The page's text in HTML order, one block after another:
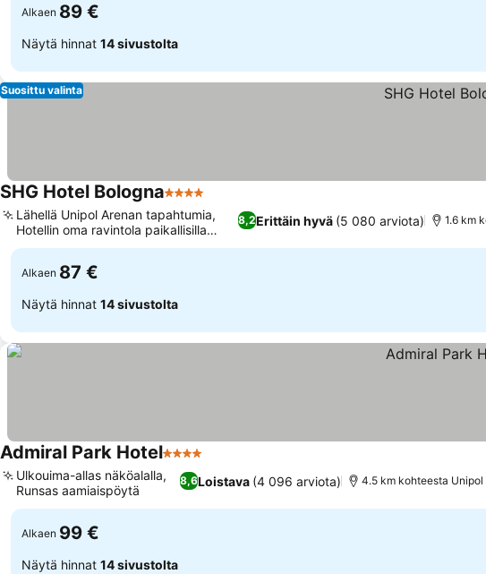
Alkaen 89 €
Näytä hinnat 14 sivustolta
Suosittu valinta
SHG Hotel Bologna4 Tähtiluokitus
8,2Erittäin hyvä (5 080 arviota)
Lähellä Unipol Arenan tapahtumia,
Hotellin oma ravintola paikallisilla
herkuilla
1.6 km
Alkaen 87 €
Näytä hinnat 14 sivustolta
Admiral Park Hotel4 Tähtiluokitus
8,6Loistava (4 096 arviota)
Ulkouima-allas näköalalla,
Runsas aamiaispöytä
4.5 km kohteesta Unipol
Alkaen 99 €
Näytä hinnat 14 sivustolta